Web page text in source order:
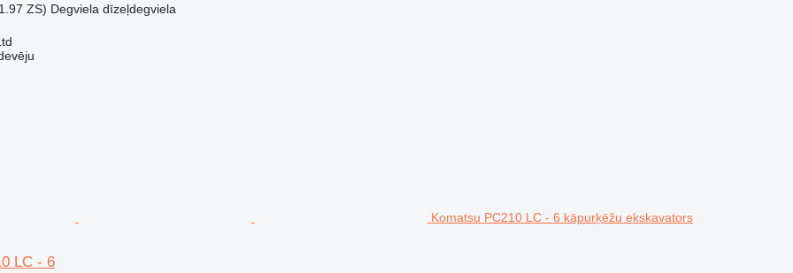
ZS) Degviela dīzeļdegviela
Komatsu PC210 LC - 6 kāpurķēžu ekskavators
LC - 6